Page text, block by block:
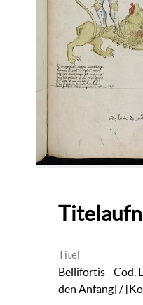
Titel
Bellifortis - Cod.
den Anfang] /